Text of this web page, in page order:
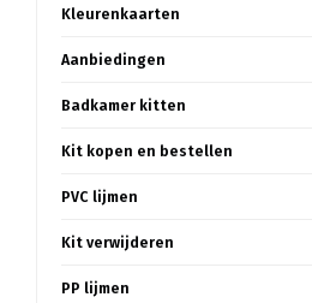
Kleurenkaarten
Aanbiedingen
Badkamer kitten
Kit kopen en bestellen
PVC lijmen
Kit verwijderen
PP lijmen